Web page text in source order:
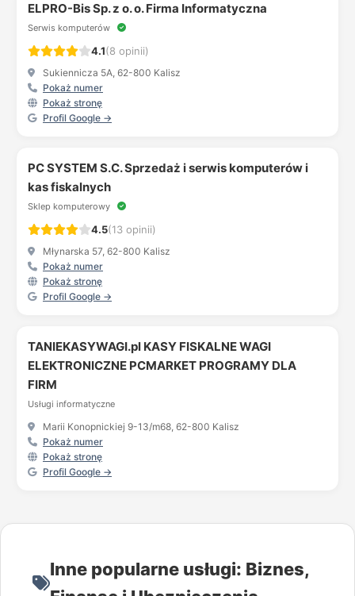
ELPRO-Bis Sp. z o. o. Firma Informatyczna
Serwis komputerów
4.1(8 opinii)
Sukiennicza 5A, 62-800 Kalisz
Pokaż numer
Pokaż stronę
Profil Google →
PC SYSTEM S.C. Sprzedaż i serwis komputerów i
kas fiskalnych
Sklep komputerowy
4.5(13 opinii)
Młynarska 57, 62-800 Kalisz
Pokaż numer
Pokaż stronę
Profil Google →
TANIEKASYWAGI.pl KASY FISKALNE WAGI
ELEKTRONICZNE PCMARKET PROGRAMY DLA
FIRM
Usługi informatyczne
Marii Konopnickiej 9-13/m68, 62-800 Kalisz
Pokaż numer
Pokaż stronę
Profil Google →
Inne popularne usługi: Biznes,